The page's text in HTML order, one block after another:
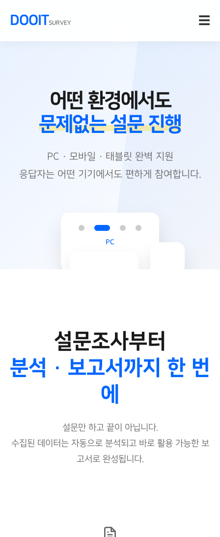
DOOITSURVEY ☰
어떤 환경에서도
문제없는 설문 진행
PC · 모바일 · 태블릿 완벽 지원
응답자는 어떤 기기에서도 편하게 참여합니다.
PC
설문조사부터
분석 · 보고서까지 한 번
에
설문만 하고 끝이 아닙니다.
수집된 데이터는 자동으로 분석되고 바로 활용 가능한 보
고서로 완성됩니다.